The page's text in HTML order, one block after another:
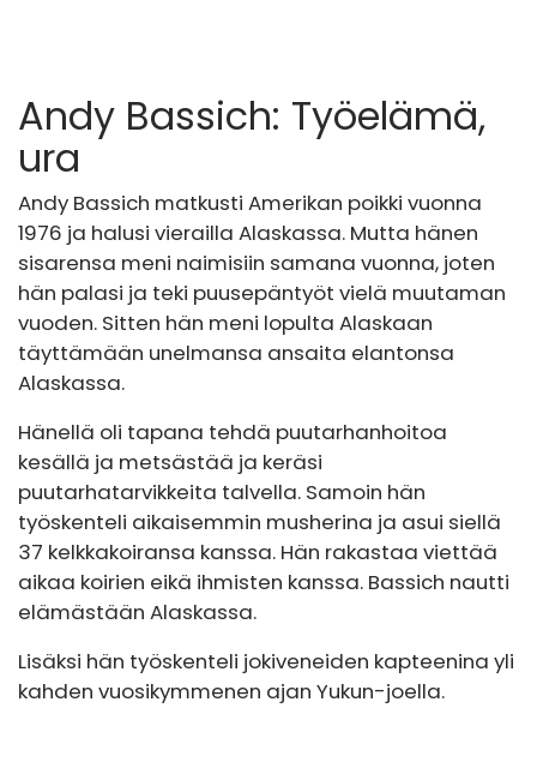
Andy Bassich: Työelämä,
ura
Andy Bassich matkusti Amerikan poikki vuonna
1976 ja halusi vierailla Alaskassa. Mutta hänen
sisarensa meni naimisiin samana vuonna, joten
hän palasi ja teki puusepäntyöt vielä muutaman
vuoden. Sitten hän meni lopulta Alaskaan
täyttämään unelmansa ansaita elantonsa
Alaskassa.
Hänellä oli tapana tehdä puutarhanhoitoa
kesällä ja metsästää ja keräsi
puutarhatarvikkeita talvella. Samoin hän
työskenteli aikaisemmin musherina ja asui siellä
37 kelkkakoiransa kanssa. Hän rakastaa viettää
aikaa koirien eikä ihmisten kanssa. Bassich nautti
elämästään Alaskassa.
Lisäksi hän työskenteli jokiveneiden kapteenina yli
kahden vuosikymmenen ajan Yukun-joella.